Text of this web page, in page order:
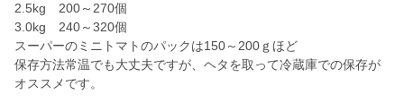
2.5kg 200～270個
3.0kg 240～320個
スーパーのミニトマトのパックは150～200ｇほど
保存方法常温でも大丈夫ですが、ヘタを取って冷蔵庫での保存が
オススメです。